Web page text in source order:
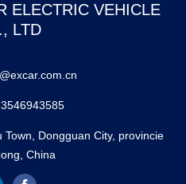
ELECTRIC VEHICLE
LTD
Dongguan City, provincie
China